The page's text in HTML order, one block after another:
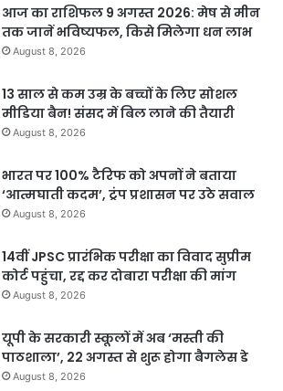
आज का राशिफल 9 अगस्त 2026: मेष से मीन
तक जानें भविष्यफल, किसे मिलेगा धन लाभ
August 8, 2026
13 साल से कम उम्र के बच्चों के लिए सोशल
मीडिया बैन! संसद में बिल लाने की तैयारी
August 8, 2026
भारत पर 100% टैरिफ को अपनों ने बताया
‘आत्मघाती कदम’, ट्रंप प्रशासन पर उठे सवाल
August 8, 2026
14वीं JPSC प्रारंभिक परीक्षा का विवाद सुप्रीम
कोर्ट पहुंचा, रद्द कर दोबारा परीक्षा की मांग
August 8, 2026
यूपी के सरकारी स्कूलों में अब ‘मस्ती की
पाठशाला’, 22 अगस्त से शुरू होगा बैगलेस डे
August 8, 2026